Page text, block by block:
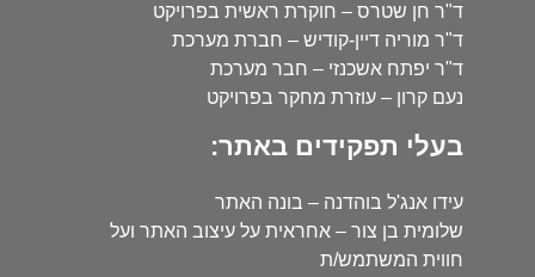
ד"ר חן שטרס – חוקרת ראשית בפרויקט
ד"ר מוריה דיין-קודיש – חברת מערכת
ד"ר יפתח אשכנזי – חבר מערכת
נעם קרון – עוזרת מחקר בפרויקט
בעלי תפקידים באתר:
עידו אנג'ל בוהדנה – בונה האתר
שלומית בן צור – אחראית על עיצוב האתר ועל
חווית המשתמש/ת